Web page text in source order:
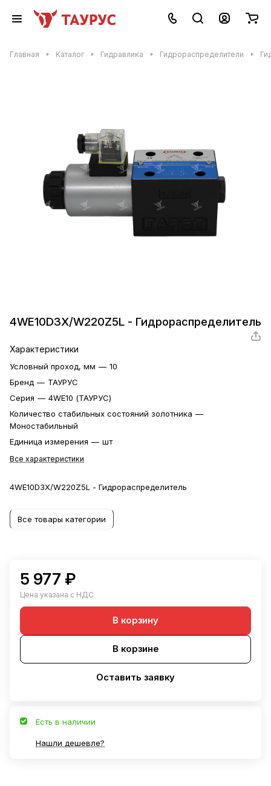
Главная Каталог Гидравлика Гидрораспределители
4WE10D3X/W220Z5L - Гидрораспределитель
Характеристики
Условный проход, мм — 10
Бренд — ТАУРУС
Серия — 4WE10 (ТАУРУС)
Количество стабильных состояний золотника —
Моностабильный
Единица измерения — шт
Все характеристики
4WE10D3X/W220Z5L - Гидрораспределитель
Все товары категории
5 977 ₽
Цена указана с НДС
В корзину
В корзине
Оставить заявку
Есть в наличии
Нашли дешевле?